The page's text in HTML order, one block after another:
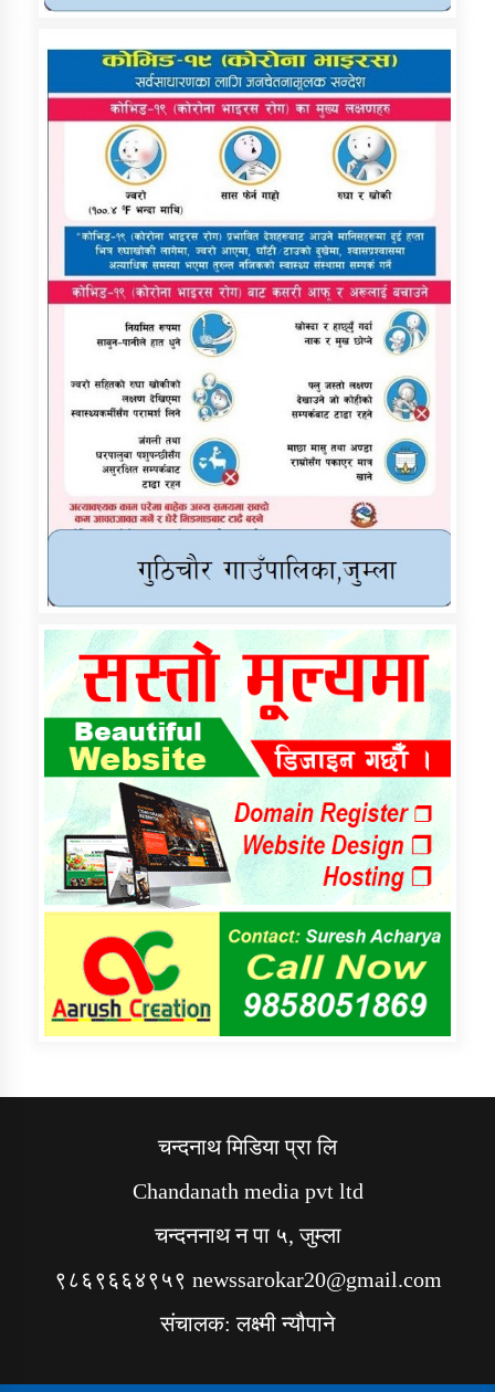
चन्दनाथ मिडिया प्रा लि
Chandanath media pvt ltd
चन्दननाथ न पा ५, जुम्ला
९८६९६६४९५९ newssarokar20@gmail.com
संचालक: लक्ष्मी न्यौपाने